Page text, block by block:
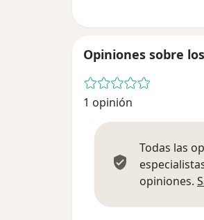
Opiniones sobre
1 opinión
Todas las
opiniones.